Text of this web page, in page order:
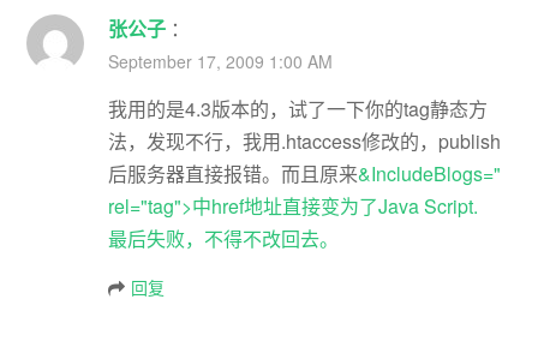
张公子：
September 17, 2009 1:00 AM
我用的是4.3版本的，试了一下你的tag静态方
法，发现不行，我用.htaccess修改的，publish
后服务器直接报错。而且原来&IncludeBlogs="
rel="tag">中href地址直接变为了Java Script.
最后失败，不得不改回去。
回复